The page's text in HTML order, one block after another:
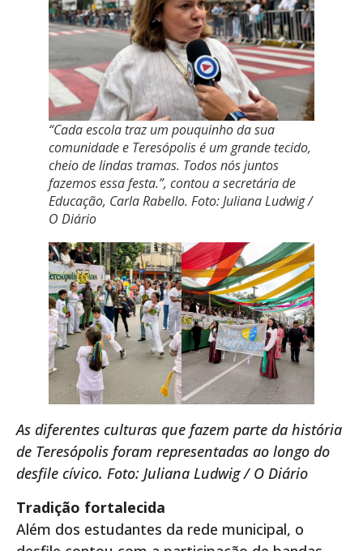
“Cada escola traz um pouquinho da sua
comunidade e Teresópolis é um grande tecido,
cheio de lindas tramas. Todos nós juntos
fazemos essa festa.”, contou a secretária de
Educação, Carla Rabello. Foto: Juliana Ludwig /
O Diário
As diferentes culturas que fazem parte da história
de Teresópolis foram representadas ao longo do
desfile cívico. Foto: Juliana Ludwig / O Diário
Tradição fortalecida
Além dos estudantes da rede municipal, o